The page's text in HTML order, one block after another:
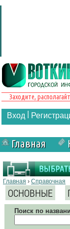
Заходите,
Вход
Главная
Вы здесь
Главная › Справочная
ОСНОВНЫЕ
Поиск по